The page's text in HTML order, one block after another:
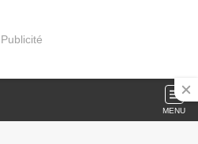
Publicité
MENU